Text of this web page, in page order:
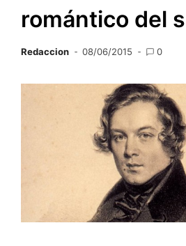
romántico del
Redaccion 08/06/2015 0